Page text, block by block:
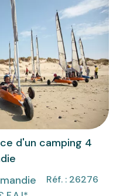
d'un camping 4
Réf. : 26276